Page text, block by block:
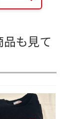
も見て